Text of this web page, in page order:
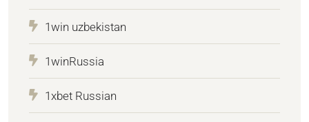
1win uzbekistan
1winRussia
1xbet Russian